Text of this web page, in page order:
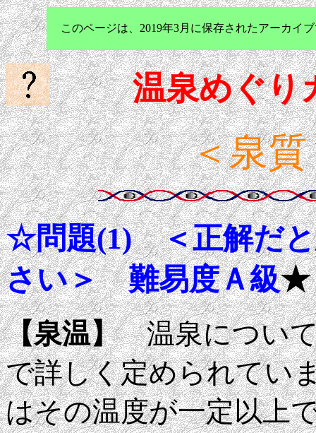
このページは、2019年3月に保存されたアーカイ
温泉めぐり
＜泉
☆問題(1)＜正解だ
さい＞ 難易度Ａ級★
【泉温】温泉について
で詳しく定められてい
はその温度が一定以上